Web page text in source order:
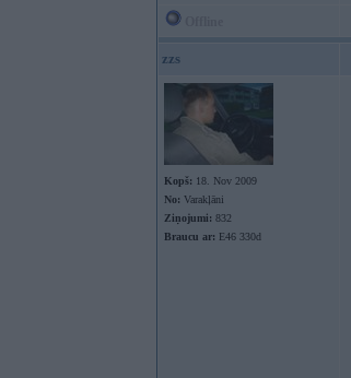
zzs
Kopš: 18. Nov 2009
No: Varakļāni
Ziņojumi: 832
Braucu ar: E46 330d